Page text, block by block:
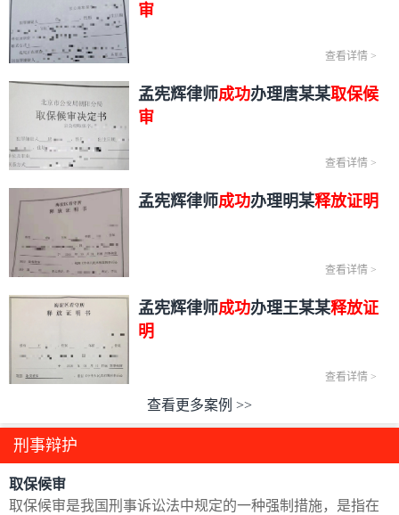
审
查看详情 >
孟宪辉律师成功办理唐某某取保候
审
查看详情 >
孟宪辉律师成功办理明某释放证明
查看详情 >
孟宪辉律师成功办理王某某释放证
明
查看详情 >
查看更多案例 >>
刑事辩护
取保候审
取保候审是我国刑事诉讼法中规定的一种强制措施，是指在